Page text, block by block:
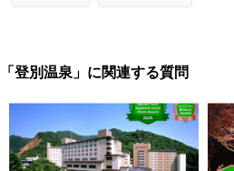
「登別温泉」に関連する質問